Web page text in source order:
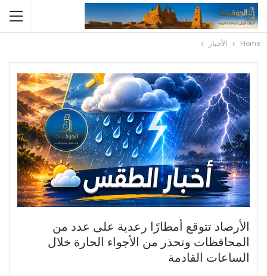
Home الأخبار
الأرصاد تتوقع أمطارًا رعدية على عدد من
المحافظات وتحذر من الأجواء الحارة خلال
الساعات القادمة